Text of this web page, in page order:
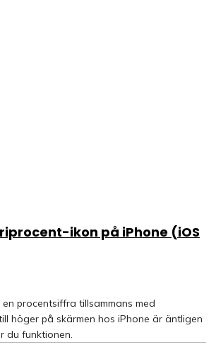
ikon på iPhone (iOS
procentsiffra tillsammans med
höger på skärmen hos iPhone är äntligen
du funktionen.